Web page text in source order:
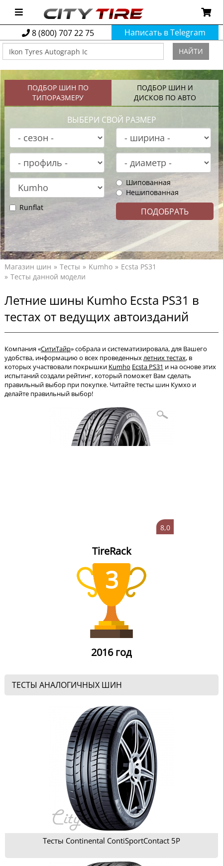
8 (800) 707 22 75 Написать в Telegram
НАЙТИ
ПОДБОР ШИН ПО
ТИПОРАЗМЕРУ
ПОДБОР ШИН И
ДИСКОВ ПО АВТО
ВЫБЕРИ СВОЙ РАЗМЕР
Шипованная
Нешипованная
Runflat
Магазин шин Тесты Kumho
Ecsta PS31
Тесты данной модели
Летние шины Kumho Ecsta PS31 в
тестах от ведущих автоизданий
Компания «СитиТайр» собрала и систематизировала, для Вашего
удобства, информацию о всех проведенныхлетних тестах, в
которых участвовали покрышки Kumho Ecsta PS31 и на основе этих
испытаний создали рейтинг, который поможет Вам сделать
правильный выбор при покупке. Читайте тесты шин Кумхо и
делайте правильный выбор!
8,0
TireRack
3
2016 год
ТЕСТЫ АНАЛОГИЧНЫХ ШИН
Тесты Continental ContiSportContact 5P